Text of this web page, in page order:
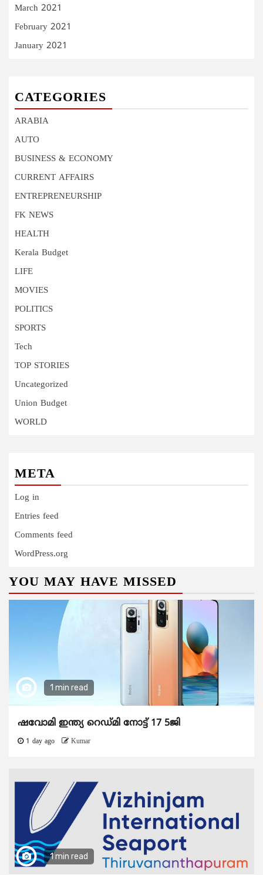
March 2021
February 2021
January 2021
CATEGORIES
ARABIA
AUTO
BUSINESS & ECONOMY
CURRENT AFFAIRS
ENTREPRENEURSHIP
FK NEWS
HEALTH
Kerala Budget
LIFE
MOVIES
POLITICS
SPORTS
Tech
TOP STORIES
Uncategorized
Union Budget
WORLD
META
Log in
Entries feed
Comments feed
WordPress.org
YOU MAY HAVE MISSED
1 min read
ഷവോമി ഇന്ത്യ റെഡ്മി നോട്ട് 17 5ജി
1 day ago Kumar
1 min read